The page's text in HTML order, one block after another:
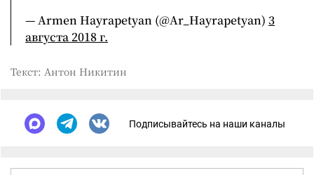
— Armen Hayrapetyan (@Ar_Hayrapetyan) 3
августа 2018 г.
Текст: Антон Никитин
Подписывайтесь на наши каналы